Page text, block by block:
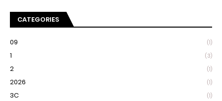
CATEGORIES
09 (1)
1 (3)
2 (1)
2026 (1)
3C (1)